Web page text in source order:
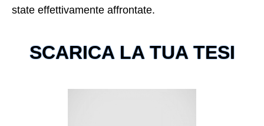
state effettivamente affrontate.
SCARICA LA TUA TESI